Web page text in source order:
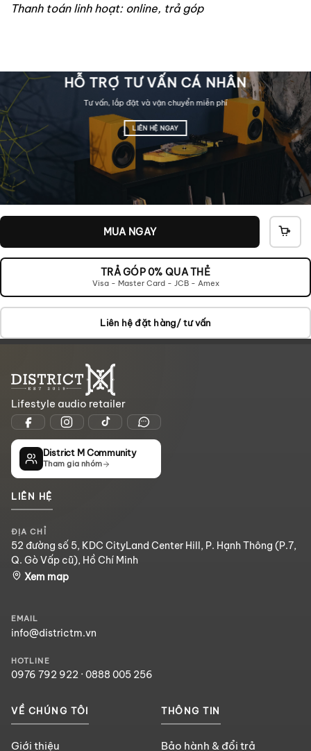
Thanh toán linh hoạt: online, trả góp
HỖ TRỢ TƯ VẤN CÁ NHÂN
Tư vấn, lắp đặt và vận chuyển miễn phí
LIÊN HỆ NGAY
MUA NGAY
TRẢ GÓP 0% QUA THẺ
Visa - Master Card - JCB - Amex
Liên hệ đặt hàng/ tư vấn
Lifestyle audio retailer
District M Community
Tham gia nhóm
LIÊN HỆ
ĐỊA CHỈ
52 đường số 5, KDC CityLand Center Hill, P. Hạnh Thông (P.7,
Q. Gò Vấp cũ), Hồ Chí Minh
Xem map
EMAIL
info@districtm.vn
HOTLINE
0976 792 922 · 0888 005 256
VỀ CHÚNG TÔI
Giới thiệu
THÔNG TIN
Bảo hành & đổi trả